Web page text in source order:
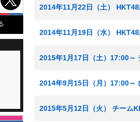
2014年11月22日（土）
2014年11月19日（水）
2015年1月17日（土）17:00～
2014年9月15日（月）17:00～
2015年5月12日（火） チーム